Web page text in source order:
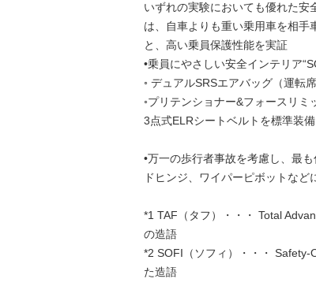
いずれの実験においても優れた
は、自車よりも重い乗用車を相
と、高い乗員保護性能を実証
•乗員にやさしい安全インテリア
◦ デュアルSRSエアバッグ（運転
◦プリテンショナー&フォースリ
3点式ELRシートベルトを標準装備
•万一の歩行者事故を考慮し、最
ドヒンジ、ワイパーピボットな
*1 TAF（タフ）・・・ Total
の造語
*2 SOFI（ソフィ）・・・
た造語